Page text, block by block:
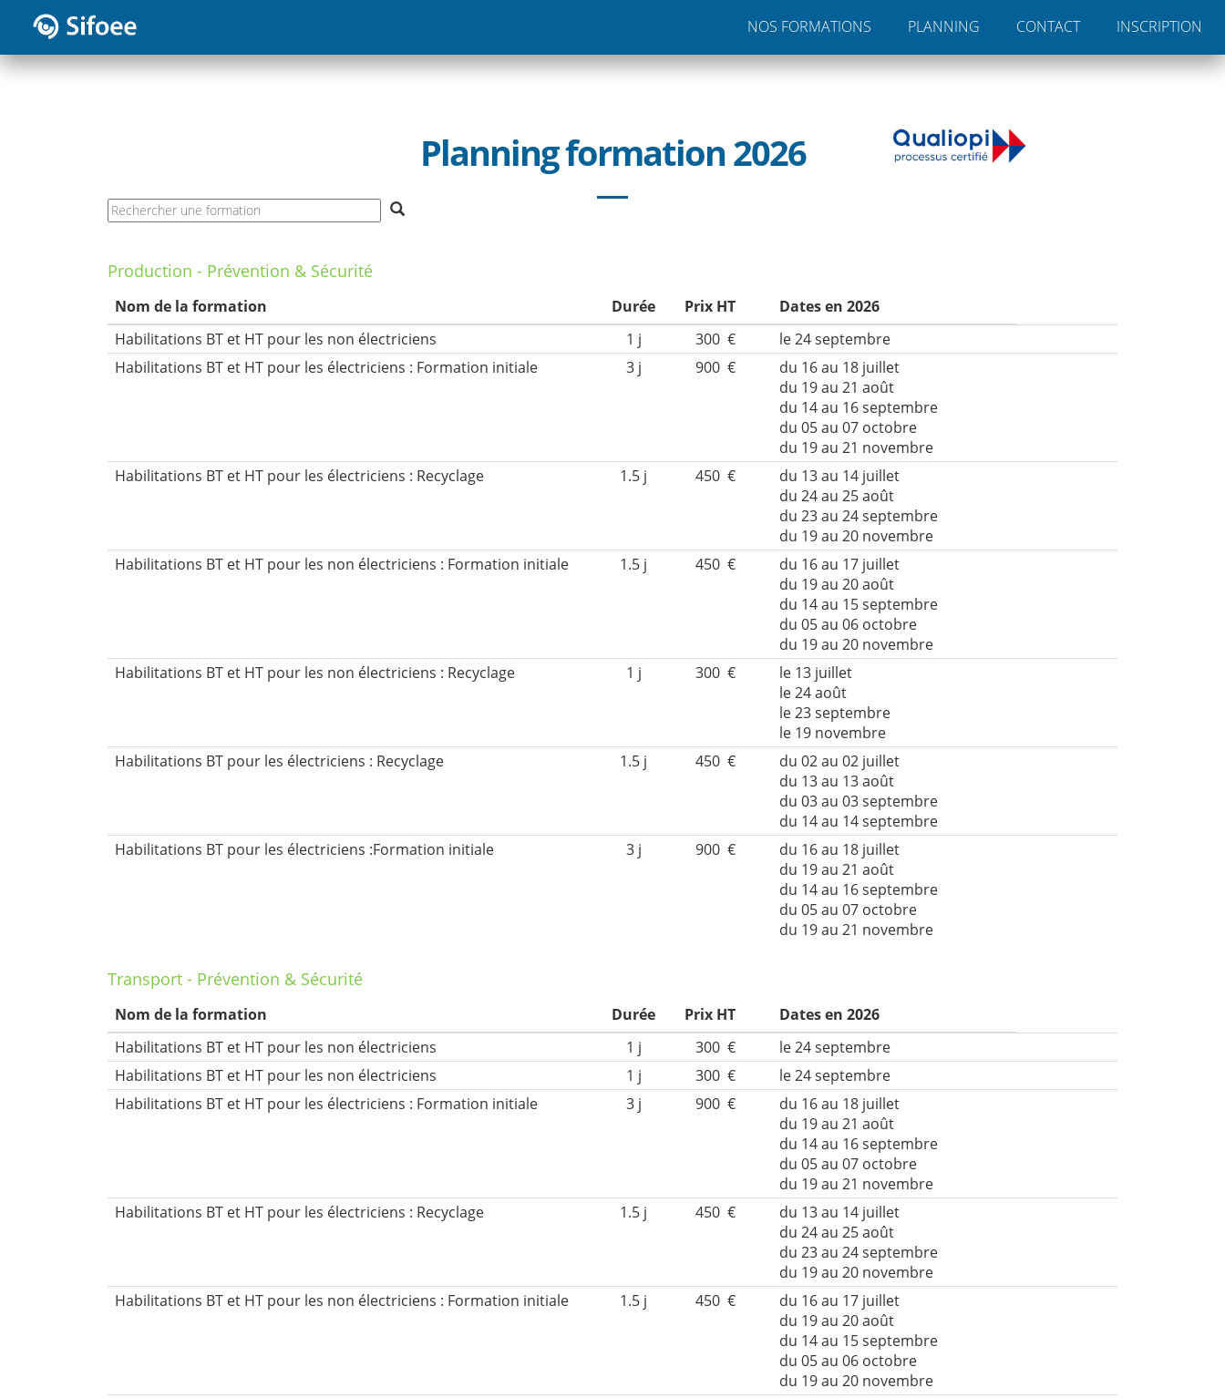
NOS FORMATIONS PLANNING CONTACT INSCRIPTION
Planning formation 2026
Production - Prévention & Sécurité
Nom de la formation Durée Prix HT
Dates en 2026
Habilitations BT et HT pour les non électriciens
1 j 300 €
le 24 septembre
Habilitations BT et HT pour les électriciens : Formation initiale
3 j 900 €
du 16 au 18 juillet
du 19 au 21 août
du 14 au 16 septembre
du 05 au 07 octobre
du 19 au 21 novembre
Habilitations BT et HT pour les électriciens : Recyclage
1.5 j 450 €
du 13 au 14 juillet
du 24 au 25 août
du 23 au 24 septembre
du 19 au 20 novembre
Habilitations BT et HT pour les non électriciens : Formation initiale
1.5 j 450 €
du 16 au 17 juillet
du 19 au 20 août
du 14 au 15 septembre
du 05 au 06 octobre
du 19 au 20 novembre
Habilitations BT et HT pour les non électriciens : Recyclage
1 j 300 €
le 13 juillet
le 24 août
le 23 septembre
le 19 novembre
Habilitations BT pour les électriciens : Recyclage
1.5 j 450 €
du 02 au 02 juillet
du 13 au 13 août
du 03 au 03 septembre
du 14 au 14 septembre
Habilitations BT pour les électriciens :Formation initiale
3 j 900 €
du 16 au 18 juillet
du 19 au 21 août
du 14 au 16 septembre
du 05 au 07 octobre
du 19 au 21 novembre
Transport - Prévention & Sécurité
Nom de la formation Durée Prix HT
Dates en 2026
1 j
300 €
le 24 septembre
Habilitations BT et HT pour les non électriciens
1 j 300 €
le 24 septembre
Habilitations BT et HT pour les électriciens : Formation initiale
3 j 900 €
du 16 au 18 juillet
du 19 au 21 août
du 14 au 16 septembre
du 05 au 07 octobre
du 19 au 21 novembre
Habilitations BT et HT pour les électriciens : Recyclage
1.5 j 450 €
du 13 au 14 juillet
du 24 au 25 août
du 23 au 24 septembre
du 19 au 20 novembre
Habilitations BT et HT pour les non électriciens : Formation initiale
1.5 j 450 €
du 16 au 17 juillet
du 19 au 20 août
du 14 au 15 septembre
du 05 au 06 octobre
du 19 au 20 novembre